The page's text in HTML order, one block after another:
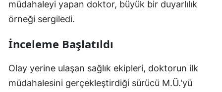
müdahaleyi yapan doktor, büyük bir duyarlılık
örneği sergiledi.
İnceleme Başlatıldı
Olay yerine ulaşan sağlık ekipleri, doktorun ilk
müdahalesini gerçekleştirdiği sürücü M.Ü.'yü